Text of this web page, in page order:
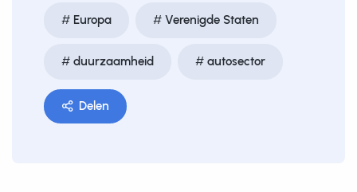
Europa Verenigde Staten
duurzaamheid autosector
Delen